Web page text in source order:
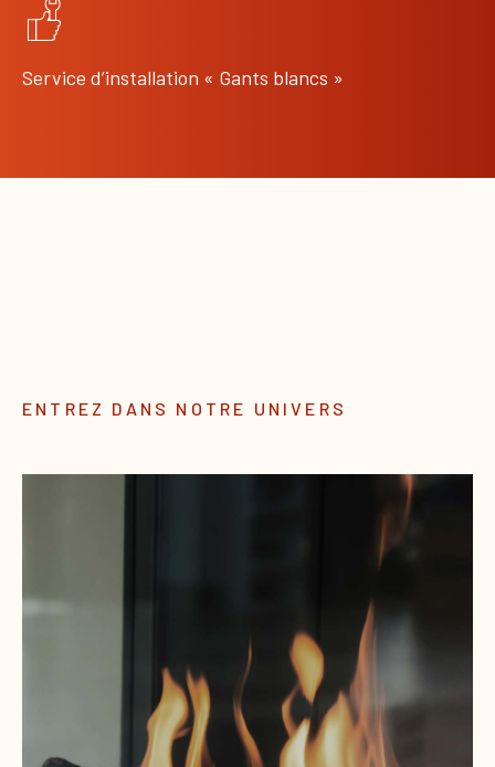
Service d’installation « Gants blancs »
ENTREZ DANS NOTRE UNIVERS